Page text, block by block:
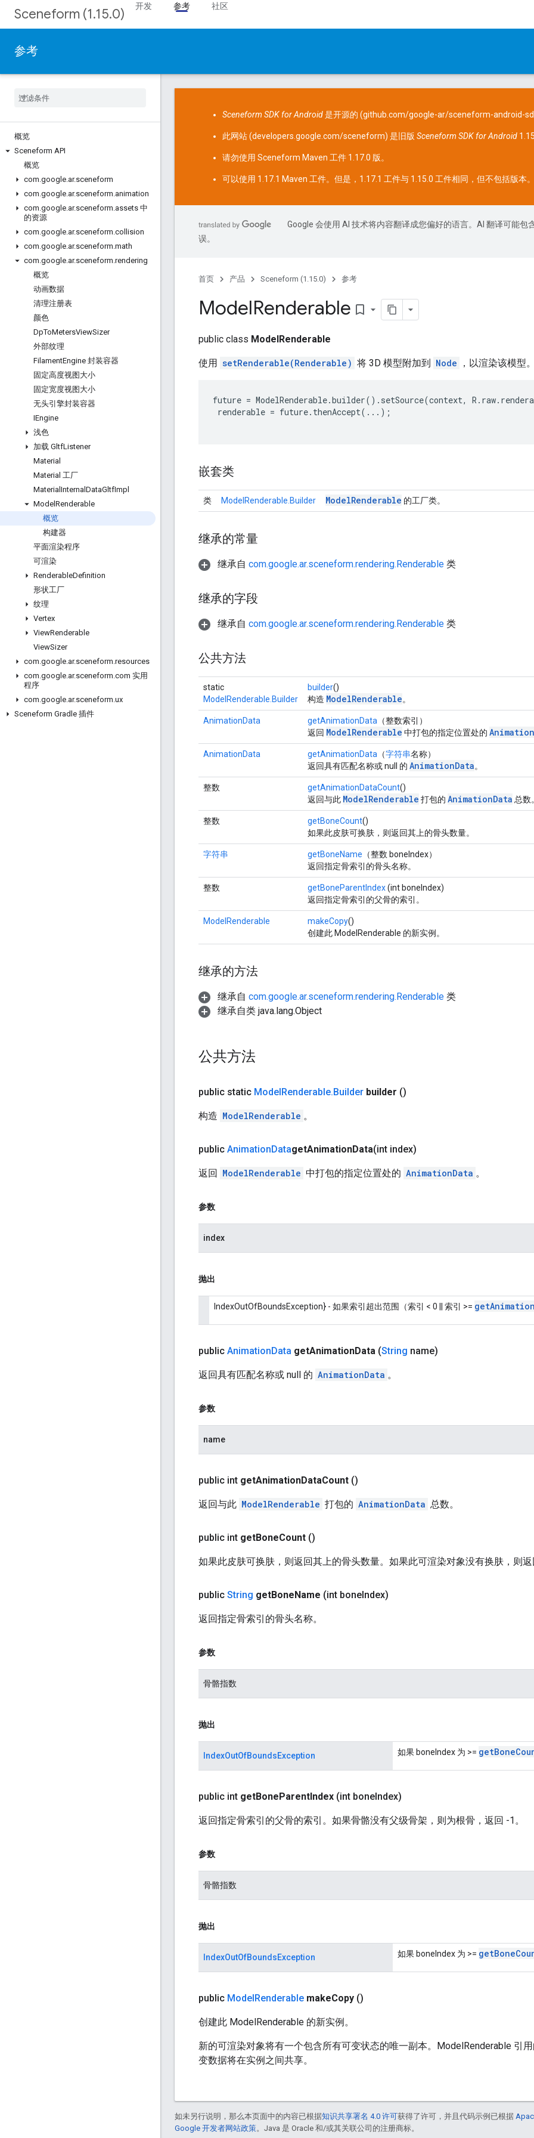
Sceneform (1.15.0) 开发 参考 社区
参考
概览
Sceneform API
概览
com.google.ar.sceneform
com.google.ar.sceneform.animation
com.google.ar.sceneform.assets 中
的资源
com.google.ar.sceneform.collision
com.google.ar.sceneform.math
com.google.ar.sceneform.rendering
概览
动画数据
清理注册表
颜色
DpToMetersViewSizer
外部纹理
FilamentEngine 封装容器
固定高度视图大小
固定宽度视图大小
无头引擎封装容器
IEngine
浅色
加载 GltfListener
Material
Material 工厂
Material Internal DataGltfImpl
Model Renderable
概览
构建器
平面渲染程序
可渲染
RenderableDefinition
形状工厂
纹理
Vertex
ViewRenderable
ViewSizer
com.google.ar.sceneform.resources
com.google.ar.sceneform.com 实用
程序
com.google.ar.sceneform.ux
Sceneform Gradle 插件
Sceneform SDK for Android是开源的 (github.com/google-ar/sceneform-android-
此网站 (developers.google.com/sceneform) 是旧版 Sceneform SDK for Android
请勿使用 Sceneform Maven 工件 1.17.0 版。
可以使用 1.17.1 Maven 工件。但是，1.17.1 工件与 1.15.0 工件相同，但不包括版本
Google 会使用 AI 技术将内容翻译成您偏好的语言。AI 翻译可能包
误。
首页 产品 Sceneform (1.15.0) 参考
ModelRenderable bookmark_border
public class ModelRenderable
使用 setRenderable(Renderable) 将 3D 模型附加到 Node ，以渲染该模型
future = ModelRenderable.builder().setSource(context,
renderable = future.thenAccept(...);
嵌套类
类 ModelRenderable.Builder ModelRenderable 的工厂类。
继承的常量
继承自 com.google.ar.sceneform.rendering.Renderable 类
继承的字段
继承自 com.google.ar.sceneform.rendering.Renderable 类
公共方法
static
ModelRenderable.Builder
builder()
构造 ModelRenderable。
AnimationData getAnimationData （整数索引）
返回 ModelRenderable 中打包的指定位置处的
AnimationData getAnimationData （字符串名称）
返回具有匹配名称或 null 的 AnimationData。
整数 getAnimationDataCount()
返回与此 ModelRenderable 打包的 AnimationData 总数
整数 getBoneCount()
如果此皮肤可换肤，则返回其上的骨头数量。
字符串 getBoneName （整数 boneIndex）
返回指定骨索引的骨头名称。
整数 getBoneParentIndex(int boneIndex)
返回指定骨索引的父骨的索引。
ModelRenderable makeCopy()
创建此 ModelRenderable 的新实例。
继承的方法
继承自 com.google.ar.sceneform.rendering.Renderable 类
继承自类 java.lang.Object
公共方法
public static ModelRenderable.Builder builder ()
构造 ModelRenderable 。
public AnimationDatagetAnimationData(int index)
返回 ModelRenderable 中打包的指定位置处的 AnimationData 。
参数
index
抛出
IndexOutOfBoundsException} - 如果索引超出范围（索引 < 0 || 索引 >= get
public AnimationData getAnimationData (String name)
返回具有匹配名称或 null 的 AnimationData 。
参数
name
public int getAnimationDataCount ()
返回与此 ModelRenderable 打包的 AnimationData 总数。
public int getBoneCount ()
如果此皮肤可换肤，则返回其上的骨头数量。如果此可渲染对象没有换肤，则
public String getBoneName (int boneIndex)
返回指定骨索引的骨头名称。
参数
骨骼指数
抛出
IndexOutOfBoundsException 如果 boneIndex 为 >= getBone
public int getBoneParentIndex (int boneIndex)
返回指定骨索引的父骨的索引。如果骨骼没有父级骨架，则为根骨，返回 -1。
参数
骨骼指数
抛出
IndexOutOfBoundsException 如果 boneIndex 为 >= getBone
public ModelRenderable makeCopy ()
创建此 ModelRenderable 的新实例。
新的可渲染对象将有一个包含所有可变状态的唯一副本。ModelRenderable 引
变数据将在实例之间共享。
如未另行说明，那么本页面中的内容已根据知识共享署名 4.0 许可获得了许可，并且代码示例已根据
Google 开发者网站政策。Java 是 Oracle 和/或其关联公司的注册商标。